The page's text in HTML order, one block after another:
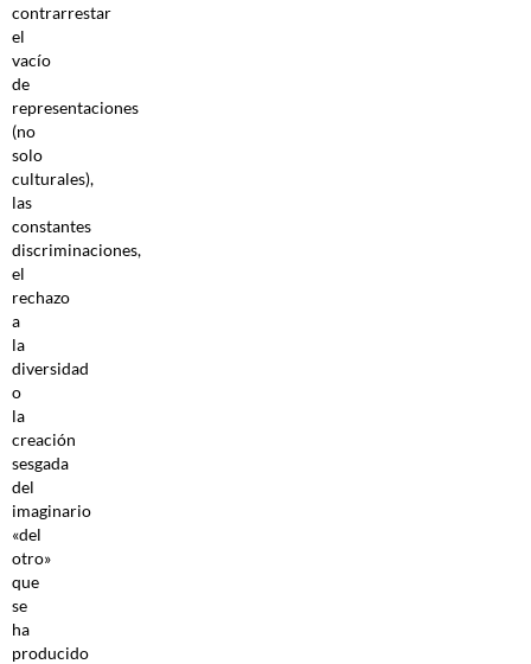
contrarrestar
el
vacío
de
representaciones
(no
solo
culturales),
las
constantes
discriminaciones,
el
rechazo
a
la
diversidad
o
la
creación
sesgada
del
imaginario
«del
otro»
que
se
ha
producido